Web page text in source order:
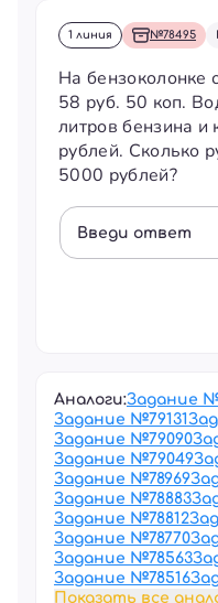
1 линия №78495
На бензоколонке
58 руб. 50 коп.
литров бензина
рублей. Сколько
5000 рублей?
Введи ответ
Аналоги:Задание
Задание №79131
Задание №79090
Задание №79049
Задание №78969
Задание №78883
Задание №78812
Задание №78770
Задание №78563
Задание №78516
Показать все